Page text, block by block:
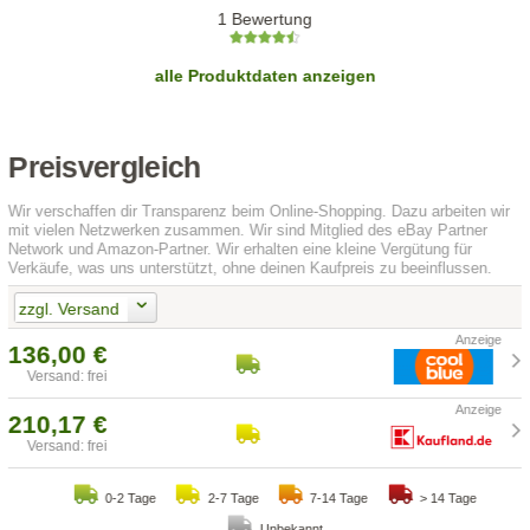
1 Bewertung
alle Produktdaten anzeigen
Preisvergleich
Wir verschaffen dir Transparenz beim Online-Shopping. Dazu arbeiten wir
mit vielen Netzwerken zusammen. Wir sind Mitglied des eBay Partner
Network und Amazon-Partner. Wir erhalten eine kleine Vergütung für
Verkäufe, was uns unterstützt, ohne deinen Kaufpreis zu beeinflussen.
zzgl. Versand
136,00 €
Versand: frei
210,17 €
Versand: frei
0-2 Tage 2-7 Tage 7-14 Tage > 14 Tage